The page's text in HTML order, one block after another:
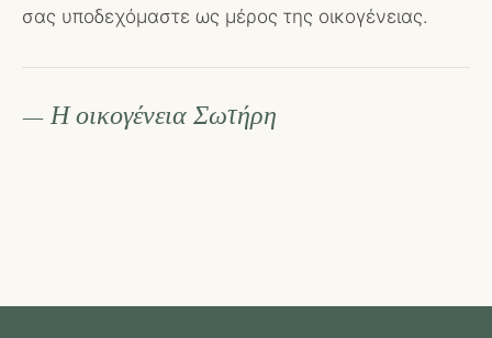
σας υποδεχόμαστε ως μέρος της οικογένειας.
— Η οικογένεια Σωτήρη